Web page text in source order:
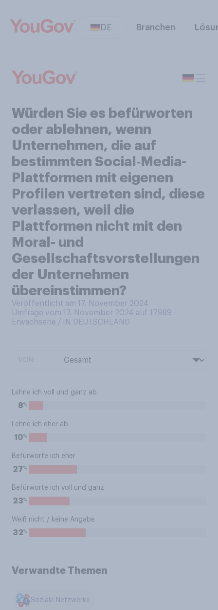
DE Branchen
Würden Sie es befürworten
oder ablehnen, wenn
Unternehmen, die auf
bestimmten Social‑Media-
Plattformen mit eigenen
Profilen vertreten sind, diese
verlassen, weil die
Plattformen nicht mit den
Moral- und
Gesellschaftsvorstellungen
der Unternehmen
übereinstimmen?
Veröffentlicht am 17. November 2024
Umfrage vom 17. November 2024 auf 17989
Erwachsene / IN DEUTSCHLAND
Lehne ich voll und ganz ab
8%
Lehne ich eher ab
10%
Befürworte ich eher
27%
Befürworte ich voll und ganz
23%
Weiß nicht / keine Angabe
32%
Verwandte Themen
Soziale Netzwerke